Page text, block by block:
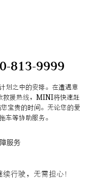
813-9999
划之中的安排。在遭遇意
救援热线，MINI将快速赶
宝贵的时间。无论您的爱
车等协助服务。
服务
行驶，无需担心！